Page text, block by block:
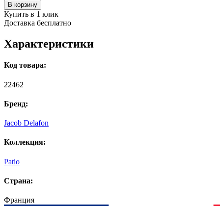
В корзину
Купить в 1 клик
Доставка бесплатно
Характеристики
Код товара:
22462
Бренд:
Jacob Delafon
Коллекция:
Patio
Страна:
Франция